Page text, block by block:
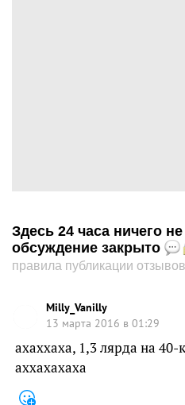
Здесь 24 часа ничего
обсуждение закрыто
правила публикации отзывов
Milly_Vanilly
13 марта 2016 в 01:29
ахаххаха, 1,3 лярда на
аххахахаха